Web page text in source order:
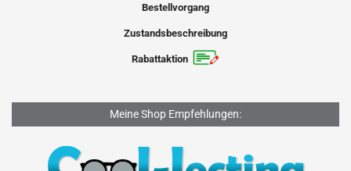
Bestellvorgang
Zustandsbeschreibung
Rabattaktion
Meine Shop Empfehlungen: